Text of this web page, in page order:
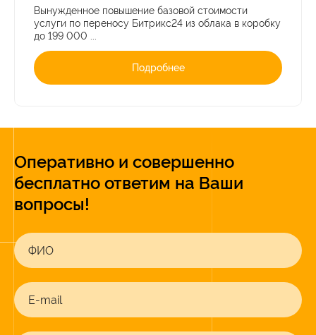
Вынужденное повышение базовой стоимости
услуги по переносу Битрикс24 из облака в коробку
до 199 000 ...
Подробнее
Оперативно и совершенно
бесплатно ответим на Ваши
вопросы!
ФИО
E-mail